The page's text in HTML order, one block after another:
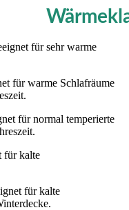
für sehr warme
für warme Schlafräume
für normal temperierte
für kalte
für kalte